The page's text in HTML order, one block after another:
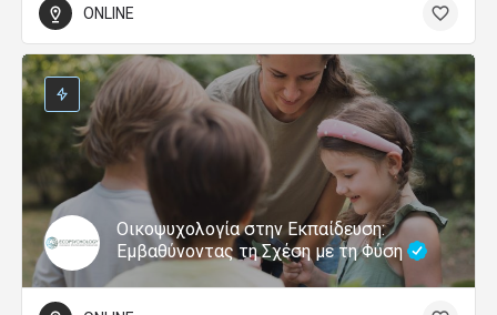
ONLINE
Οικοψυχολογία στην Εκπαίδευση:
Εμβαθύνοντας τη Σχέση με τη Φύση